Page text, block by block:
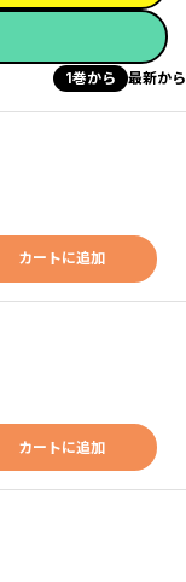
1巻から 最新から
カートに追加
カートに追加